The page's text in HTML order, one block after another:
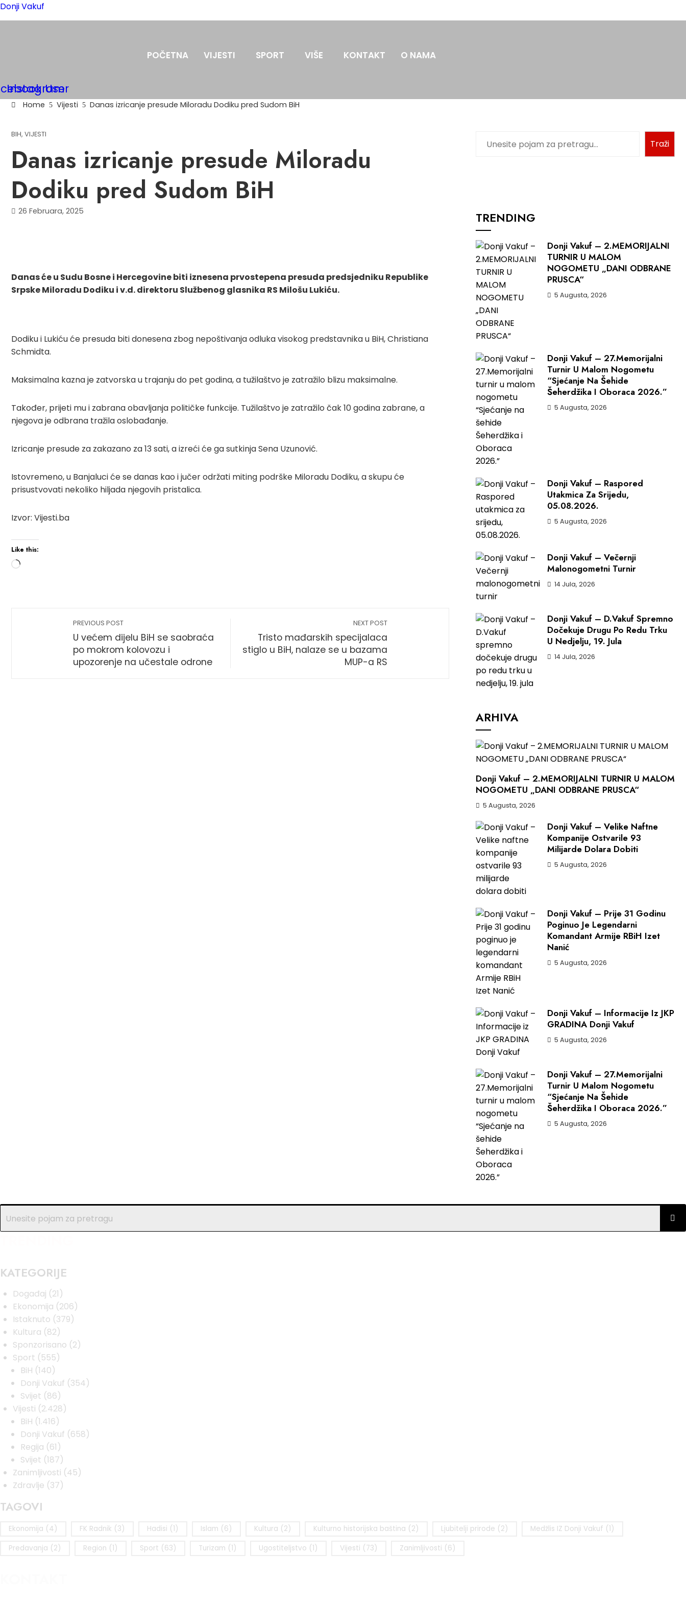
Donji Vakuf
POČETNA VIJESTI SPORT VIŠE KONTAKT O NAMA
Instagram
User
Home Vijesti Danas izricanje presude Miloradu Dodiku pred Sudom BiH
BIH, VIJESTI
Danas izricanje presude Miloradu
Dodiku pred Sudom BiH
26 Februara, 2025
Danas će u Sudu Bosne i Hercegovine biti iznesena prvostepena presuda predsjedniku Republike
Srpske Miloradu Dodiku i v.d. direktoru Službenog glasnika RS Milošu Lukiću.
Dodiku i Lukiću će presuda biti donesena zbog nepoštivanja odluka visokog predstavnika u BiH, Christiana
Schmidta.
Maksimalna kazna je zatvorska u trajanju do pet godina, a tužilaštvo je zatražilo blizu maksimalne.
Također, prijeti mu i zabrana obavljanja političke funkcije. Tužilaštvo je zatražilo čak 10 godina zabrane, a
njegova je odbrana tražila oslobađanje.
Izricanje presude za zakazano za 13 sati, a izreći će ga sutkinja Sena Uzunović.
Istovremeno, u Banjaluci će se danas kao i jučer održati miting podrške Miloradu Dodiku, a skupu će
prisustvovati nekoliko hiljada njegovih pristalica.
Izvor: Vijesti.ba
Like this:
Loading…
PREVIOUS POST
U većem dijelu BiH se saobraća
po mokrom kolovozu i
upozorenje na učestale odrone
NEXT POST
Tristo mađarskih specijalaca
stiglo u BiH, nalaze se u bazama
MUP-a RS
Traži
TRENDING
Donji Vakuf – 2.MEMORIJALNI
TURNIR U MALOM
NOGOMETU „DANI ODBRANE
PRUSCA“
5 Augusta, 2026
Donji Vakuf – 27.Memorijalni
Turnir U Malom Nogometu
“Sjećanje Na Šehide
Šeherdžika I Oboraca 2026.”
5 Augusta, 2026
Donji Vakuf – Raspored
Utakmica Za Srijedu,
05.08.2026.
5 Augusta, 2026
Donji Vakuf – Večernji
Malonogometni Turnir
14 Jula, 2026
Donji Vakuf – D.Vakuf Spremno
Dočekuje Drugu Po Redu Trku
U Nedjelju, 19. Jula
14 Jula, 2026
ARHIVA
Donji Vakuf – 2.MEMORIJALNI TURNIR U MALOM
NOGOMETU „DANI ODBRANE PRUSCA“
5 Augusta, 2026
Donji Vakuf – Velike Naftne
Kompanije Ostvarile 93
Milijarde Dolara Dobiti
5 Augusta, 2026
Donji Vakuf – Prije 31 Godinu
Poginuo Je Legendarni
Komandant Armije RBiH Izet
Nanić
5 Augusta, 2026
Donji Vakuf – Informacije Iz JKP
GRADINA Donji Vakuf
5 Augusta, 2026
Donji Vakuf – 27.Memorijalni
Turnir U Malom Nogometu
“Sjećanje Na Šehide
Šeherdžika I Oboraca 2026.”
5 Augusta, 2026
KATEGORIJE
Događaj (21)
Ekonomija (206)
Istaknuto (379)
Kultura (82)
Sponzorisano (2)
Sport (555)
BiH (140)
Donji Vakuf (354)
Svijet (86)
Vijesti (2.428)
BiH (1.416)
Donji Vakuf (658)
Regija (61)
Svijet (187)
Zanimljivosti (45)
Zdravlje (37)
TAGOVI
Ekonomija (4) FK Radnik (3) Hadisi (1) Islam (6) Kultura (2) Kulturno historijska baština (2) Ljubitelji prirode (2) Medžlis IZ Donji Vakuf (1)
Predavanja (2) Region (1) Sport (63) Turizam (1) Ugostiteljstvo (1) Vijesti (73) Zanimljivosti (6)